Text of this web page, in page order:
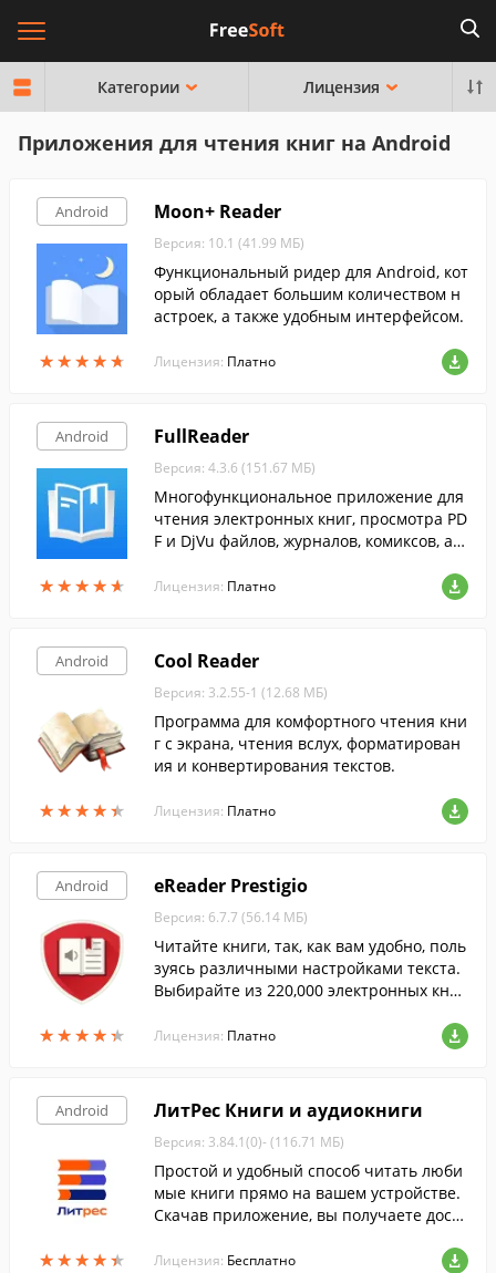
Категории Лицензия
Приложения для чтения книг на Android
Android
★★★★★
★★★★★
Moon+ Reader
Версия: 10.1 (41.99 МБ)
Функциональный ридер для Android, кот
орый обладает большим количеством н
астроек, а также удобным интерфейсом.
Лицензия: Платно
Android
★★★★★
★★★★★
FullReader
Версия: 4.3.6 (151.67 МБ)
Многофункциональное приложение для
чтения электронных книг, просмотра PD
F и DjVu файлов, журналов, комиксов, а т
ы с документами.
Лицензия: Платно
Android
★★★★★
★★★★★
Cool Reader
Версия: 3.2.55-1 (12.68 МБ)
Программа для комфортного чтения кни
г с экрана, чтения вслух, форматирован
ия и конвертирования текстов.
Лицензия: Платно
Android
★★★★★
★★★★★
eReader Prestigio
Версия: 6.7.7 (56.14 МБ)
Читайте книги, так, как вам удобно, поль
зуясь различными настройками текста.
Выбирайте из 220,000 электронных книг
Лицензия: Платно
Android
★★★★★
★★★★★
ЛитРес Книги и аудиокниги
Версия: 3.84.1(0)- (116.71 МБ)
Простой и удобный способ читать люби
мые книги прямо на вашем устройстве.
Скачав приложение, вы получаете досту
иг ЛитРес от горячих новинок до класси
Лицензия: Бесплатно